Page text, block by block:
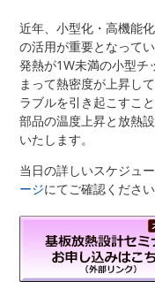
近年、小型化・高機能
の活用が重要となって
発熱が1W未満の小型チ
まって熱密度が上昇し
ラブルを引き起こすこ
部品の温度上昇と放熱
いたします。
当日の詳しいスケジュ
ージにてご確認ください